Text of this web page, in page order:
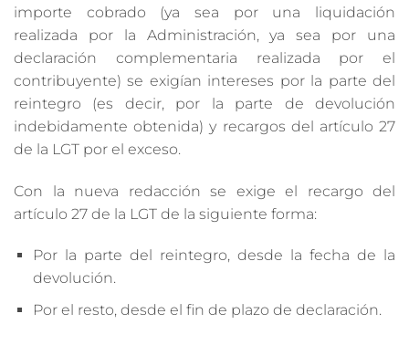
importe cobrado (ya sea por una liquidación
realizada por la Administración, ya sea por una
declaración complementaria realizada por el
contribuyente) se exigían intereses por la parte del
reintegro (es decir, por la parte de devolución
indebidamente obtenida) y recargos del artículo 27
de la LGT por el exceso.
Con la nueva redacción se exige el recargo del
artículo 27 de la LGT de la siguiente forma:
Por la parte del reintegro, desde la fecha de la
devolución.
Por el resto, desde el fin de plazo de declaración.